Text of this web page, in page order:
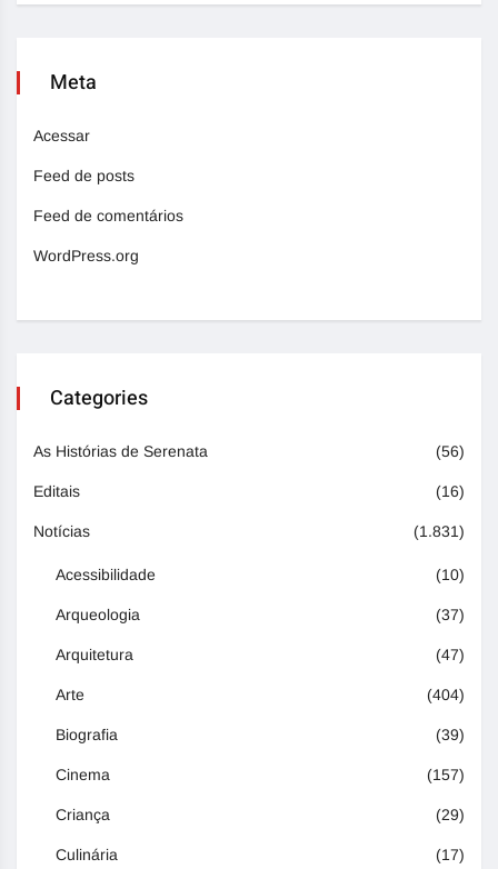
Meta
Acessar
Feed de posts
Feed de comentários
WordPress.org
Categories
As Histórias de Serenata (56)
Editais (16)
Notícias (1.831)
Acessibilidade (10)
Arqueologia (37)
Arquitetura (47)
Arte (404)
Biografia (39)
Cinema (157)
Criança (29)
Culinária (17)